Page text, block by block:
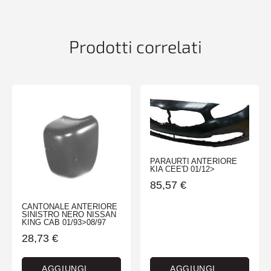
Prodotti correlati
CANTONALE ANTERIORE
SINISTRO NERO NISSAN
KING CAB 01/93>08/97
28,73 €
AGGIUNGI
PARAURTI ANTERIORE
KIA CEE'D 01/12>
85,57 €
AGGIUNGI